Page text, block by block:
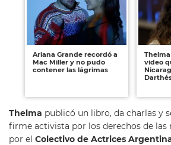
Ariana Grande recordó a
Mac Miller y no pudo
contener las lágrimas
video
Thelma publicó un libro, da charlas y
firme activista por los derechos de las
por el Colectivo de Actrices